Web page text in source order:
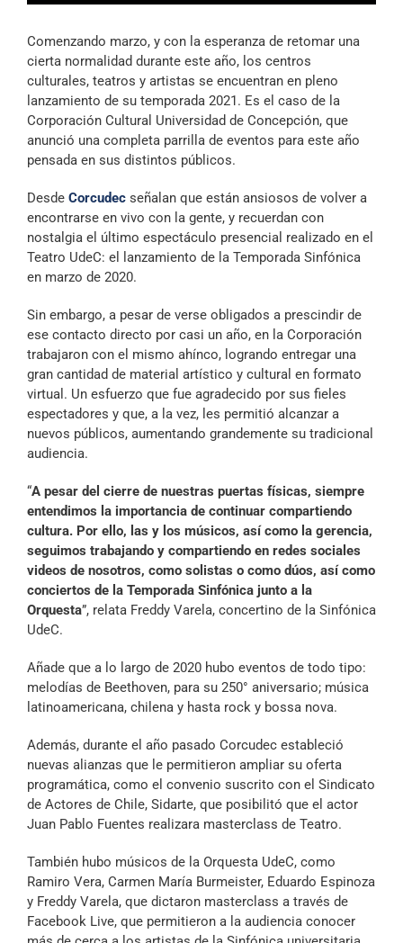
Comenzando marzo, y con la esperanza de retomar una
cierta normalidad durante este año, los centros
culturales, teatros y artistas se encuentran en pleno
lanzamiento de su temporada 2021. Es el caso de la
Corporación Cultural Universidad de Concepción, que
anunció una completa parrilla de eventos para este año
pensada en sus distintos públicos.
Desde Corcudec señalan que están ansiosos de volver a
encontrarse en vivo con la gente, y recuerdan con
nostalgia el último espectáculo presencial realizado en el
Teatro UdeC: el lanzamiento de la Temporada Sinfónica
en marzo de 2020.
Sin embargo, a pesar de verse obligados a prescindir de
ese contacto directo por casi un año, en la Corporación
trabajaron con el mismo ahínco, logrando entregar una
gran cantidad de material artístico y cultural en formato
virtual. Un esfuerzo que fue agradecido por sus fieles
espectadores y que, a la vez, les permitió alcanzar a
nuevos públicos, aumentando grandemente su tradicional
audiencia.
“A pesar del cierre de nuestras puertas físicas, siempre
entendimos la importancia de continuar compartiendo
cultura. Por ello, las y los músicos, así como la gerencia,
seguimos trabajando y compartiendo en redes sociales
videos de nosotros, como solistas o como dúos, así como
conciertos de la Temporada Sinfónica junto a la
Orquesta”, relata Freddy Varela, concertino de la Sinfónica
UdeC.
Añade que a lo largo de 2020 hubo eventos de todo tipo:
melodías de Beethoven, para su 250° aniversario; música
latinoamericana, chilena y hasta rock y bossa nova.
Además, durante el año pasado Corcudec estableció
nuevas alianzas que le permitieron ampliar su oferta
programática, como el convenio suscrito con el Sindicato
de Actores de Chile, Sidarte, que posibilitó que el actor
Juan Pablo Fuentes realizara masterclass de Teatro.
También hubo músicos de la Orquesta UdeC, como
Ramiro Vera, Carmen María Burmeister, Eduardo Espinoza
y Freddy Varela, que dictaron masterclass a través de
Facebook Live, que permitieron a la audiencia conocer